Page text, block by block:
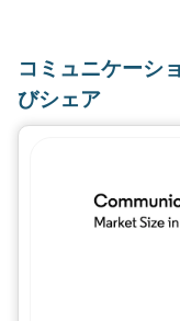
コミュニケーシ
びシェア